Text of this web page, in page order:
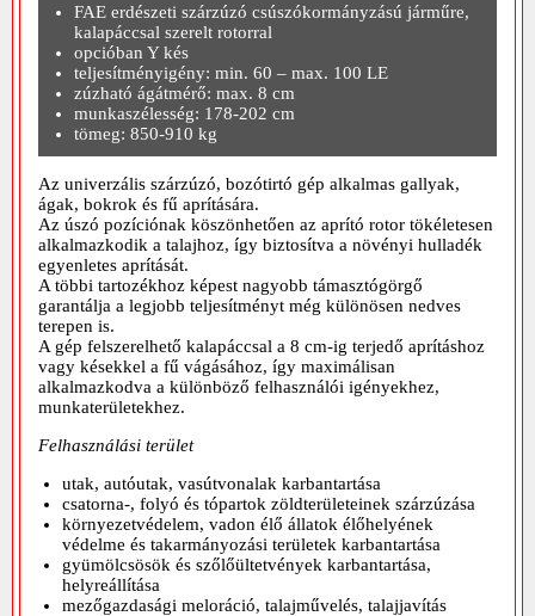
FAE erdészeti szárzúzó csúszókormányzású járműre,
kalapáccsal szerelt rotorral
opcióban Y kés
teljesítményigény: min. 60 – max. 100 LE
zúzható ágátmérő: max. 8 cm
munkaszélesség: 178-202 cm
tömeg: 850-910 kg
Az univerzális szárzúzó, bozótirtó gép alkalmas gallyak,
ágak, bokrok és fű aprítására.
Az úszó pozíciónak köszönhetően az aprító rotor tökéletesen
alkalmazkodik a talajhoz, így biztosítva a növényi hulladék
egyenletes aprítását.
A többi tartozékhoz képest nagyobb támasztógörgő
garantálja a legjobb teljesítményt még különösen nedves
terepen is.
A gép felszerelhető kalapáccsal a 8 cm-ig terjedő aprításhoz
vagy késekkel a fű vágásához, így maximálisan
alkalmazkodva a különböző felhasználói igényekhez,
munkaterületekhez.
Felhasználási terület
utak, autóutak, vasútvonalak karbantartása
csatorna-, folyó és tópartok zöldterületeinek szárzúzása
környezetvédelem, vadon élő állatok élőhelyének
védelme és takarmányozási területek karbantartása
gyümölcsösök és szőlőültetvények karbantartása,
helyreállítása
mezőgazdasági meloráció, talajművelés, talajjavítás